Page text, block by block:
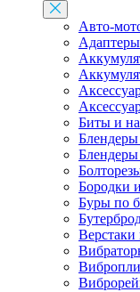
Авто-
Биты и
Бородки
Буры по
Верстаки